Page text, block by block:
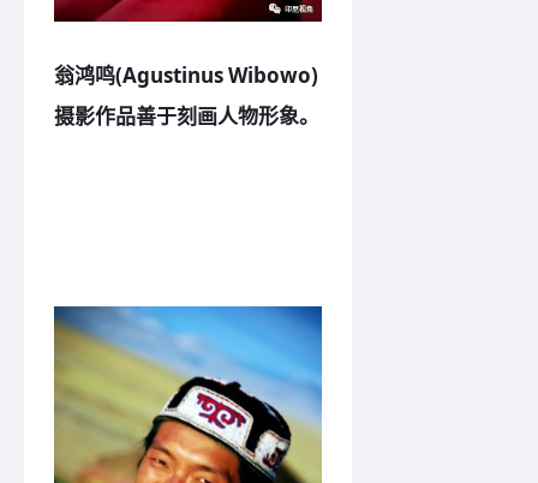
翁鸿鸣(Agustinus Wibowo)
摄影作品善于刻画人物形象。